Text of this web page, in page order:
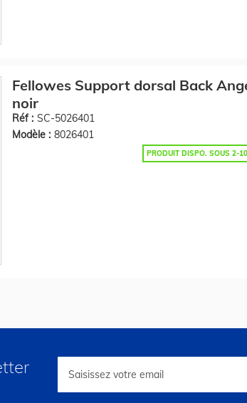
Fellowes Support dorsal Back
noir
Réf : SC-5026401
Modèle : 8026401
PRODUIT DISPO. SOUS 2-
lettre